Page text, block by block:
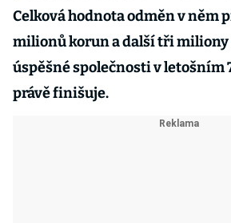
Celková hodnota odměn v něm
milionů korun a další tři miliony
úspěšné společnosti v letošním
právě finišuje.